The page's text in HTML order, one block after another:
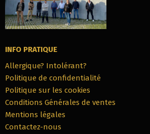
INFO PRATIQUE
Allergique? Intolérant?
Politique de confidentialité
Politique sur les cookies
Conditions Générales de ventes
Mentions légales
Contactez-nous